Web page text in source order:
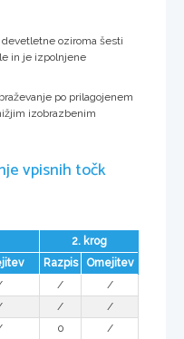
oziroma šesti
in je izpolnjene
po prilagojenem
izobrazbenim
vpisnih točk
2. krog
Razpis
Omejitev
/
/
/
/
0
/